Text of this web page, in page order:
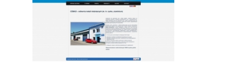
DOMY, MIESZKANIA
UMIEJĘTNOŚCI
PLACÓWKI EDUKACYJNE